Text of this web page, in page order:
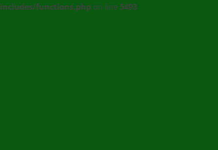
de
includes/functions.php on line 5493